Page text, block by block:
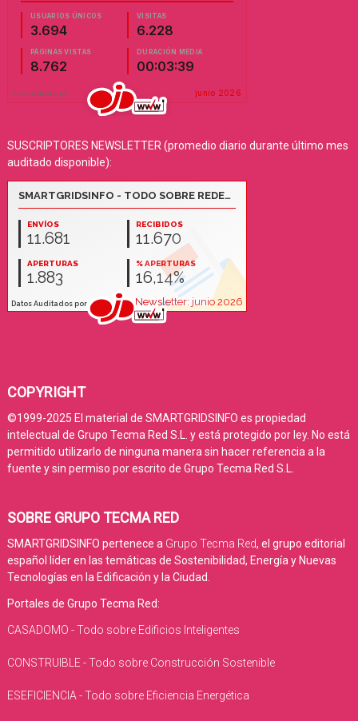
SUSCRIPTORES NEWSLETTER (promedio diario durante último mes
auditado disponible):
COPYRIGHT
©1999-2025 El material de SMARTGRIDSINFO es propiedad
intelectual de Grupo Tecma Red S.L. y está protegido por ley. No está
permitido utilizarlo de ninguna manera sin hacer referencia a la
fuente y sin permiso por escrito de Grupo Tecma Red S.L.
SOBRE GRUPO TECMA RED
SMARTGRIDSINFO pertenece a Grupo Tecma Red, el grupo editorial
español líder en las temáticas de Sostenibilidad, Energía y Nuevas
Tecnologías en la Edificación y la Ciudad.
Portales de Grupo Tecma Red:
CASADOMO - Todo sobre Edificios Inteligentes
CONSTRUIBLE - Todo sobre Construcción Sostenible
ESEFICIENCIA - Todo sobre Eficiencia Energética